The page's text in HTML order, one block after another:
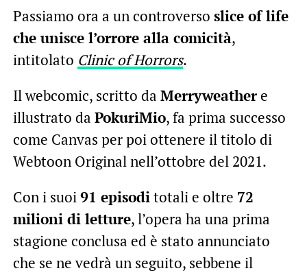
Passiamo ora a un controverso slice of life
che unisce l’orrore alla comicità,
intitolato Clinic of Horrors.
Il webcomic, scritto da Merryweathere
illustrato da PokuriMio, fa prima successo
come Canvas per poi ottenere il titolo di
Webtoon Original nell’ottobre del 2021.
Con i suoi 91 episodi totali e oltre 72
milioni di letture, l’opera ha una prima
stagione conclusa ed è stato annunciato
che se ne vedrà un seguito, sebbene il